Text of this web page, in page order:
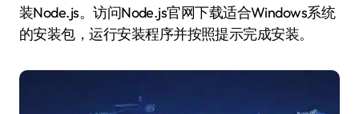
装Node.js。访问Node.js官网下载适合Windows系统
的安装包，运行安装程序并按照提示完成安装。